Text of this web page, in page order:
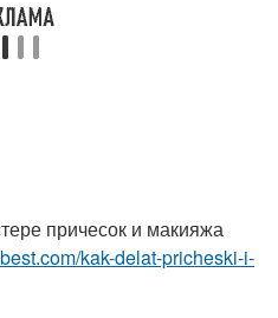
причесок и макияжа
kak-delat-pricheski-i-